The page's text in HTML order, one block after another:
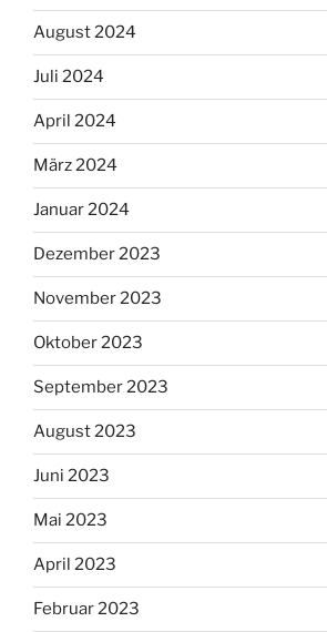
August 2024
Juli 2024
April 2024
März 2024
Januar 2024
Dezember 2023
November 2023
Oktober 2023
September 2023
August 2023
Juni 2023
Mai 2023
April 2023
Februar 2023